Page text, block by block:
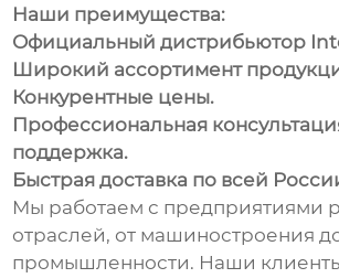
Наши преимущества:
Официальный дистрибьютор
Широкий ассортимент
Конкурентные цены.
Профессиональная
поддержка.
Быстрая доставка по всей
Мы работаем с предприятиями
отраслей, от машиностроения
промышленности. Наши